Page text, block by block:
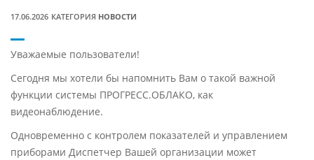
17.06.2026 КАТЕГОРИЯ НОВОСТИ
Уважаемые пользователи!
Сегодня мы хотели бы напомнить Вам о такой важной
функции системы ПРОГРЕСС.ОБЛАКО, как
видеонаблюдение.
Одновременно с контролем показателей и управлением
приборами Диспетчер Вашей организации может